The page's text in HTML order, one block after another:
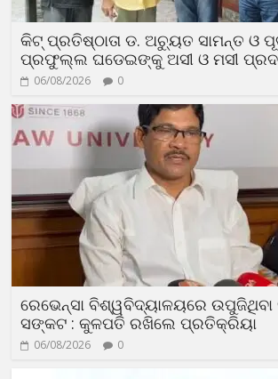
କିଟ୍ ପ୍ରତିଷ୍ଠାତା ଡ. ଅଚ୍ୟୁତ ସାମନ୍ତ ଓ
ପ୍ରଫୁଲ୍ଲ ଘଡେଇଙ୍କୁ ଅସୀ ଓ ମସୀ
06/08/2026 0
ରେଭେନ୍ସା ବିଶ୍ୱବିଦ୍ୟାଳୟରେ
ସଙ୍କଟ : କୁଳପତି ରଖିଲେ ପ୍ରତିକ୍ରିୟା
06/08/2026 0